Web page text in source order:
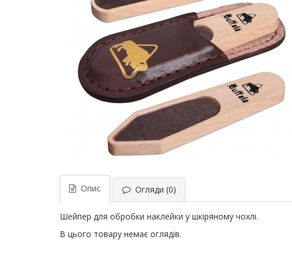
Опис Огляди (0)
Шейпер для обробки наклейки у шкіряному чохлі.
В цього товару немає оглядів.